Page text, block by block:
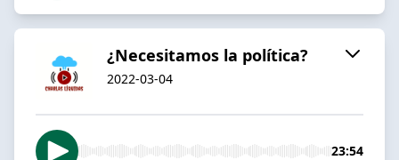
¿Necesitamos la política?
2022-03-04
23:54